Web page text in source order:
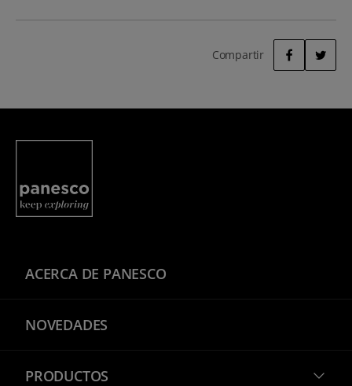
Compartir FACEBOOKTWITTER
ACERCA DE PANESCO
NOVEDADES
PRODUCTOS